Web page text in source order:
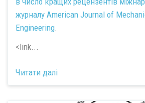
журналу American Journal of
Engineering
<link...
Читати далі